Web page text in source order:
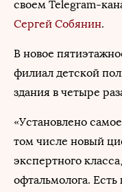
своем Telegram-
Сергей Собянин.
В новое
филиал детской
здания в четыре
«Установлено
том числе новый
экспертного
офтальмолога.